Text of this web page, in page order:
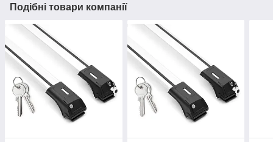
Подібні товари компанії